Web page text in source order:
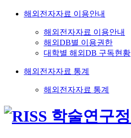
해외전자자료 이용안내
해외전자자료 이용안내
해외DB별 이용권한
대학별 해외DB 구독현황
해외전자자료 통계
해외전자자료 통계